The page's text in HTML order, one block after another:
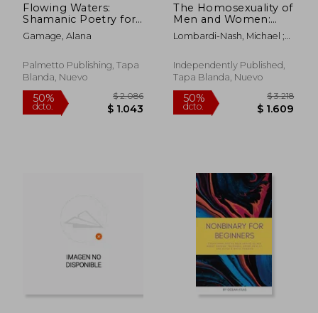
Flowing Waters:
Shamanic Poetry for
A Broken Heart (en
Inglés)
Gamage, Alana
Palmetto Publishing, Tapa
Blanda, Nuevo
The Homosexuality of
Men and Women:
Volume I Chapters 1-
18 of 39 Chapters (en
Lombardi-Nash, Michael ;
Independently Published,
Tapa Blanda, Nuevo